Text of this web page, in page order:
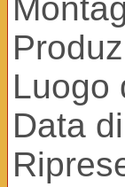
Luogo
Data